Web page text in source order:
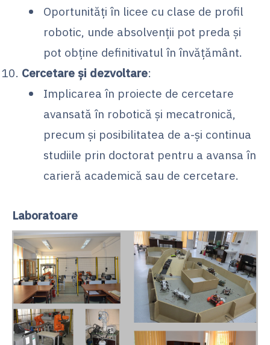
Oportunități în licee cu clase de profil
robotic, unde absolvenții pot preda și
pot obține definitivatul în învățământ.
Cercetare și dezvoltare:
Implicarea în proiecte de cercetare
avansată în robotică și mecatronică,
precum și posibilitatea de a-și continua
studiile prin doctorat pentru a avansa în
carieră academică sau de cercetare.
Laboratoare